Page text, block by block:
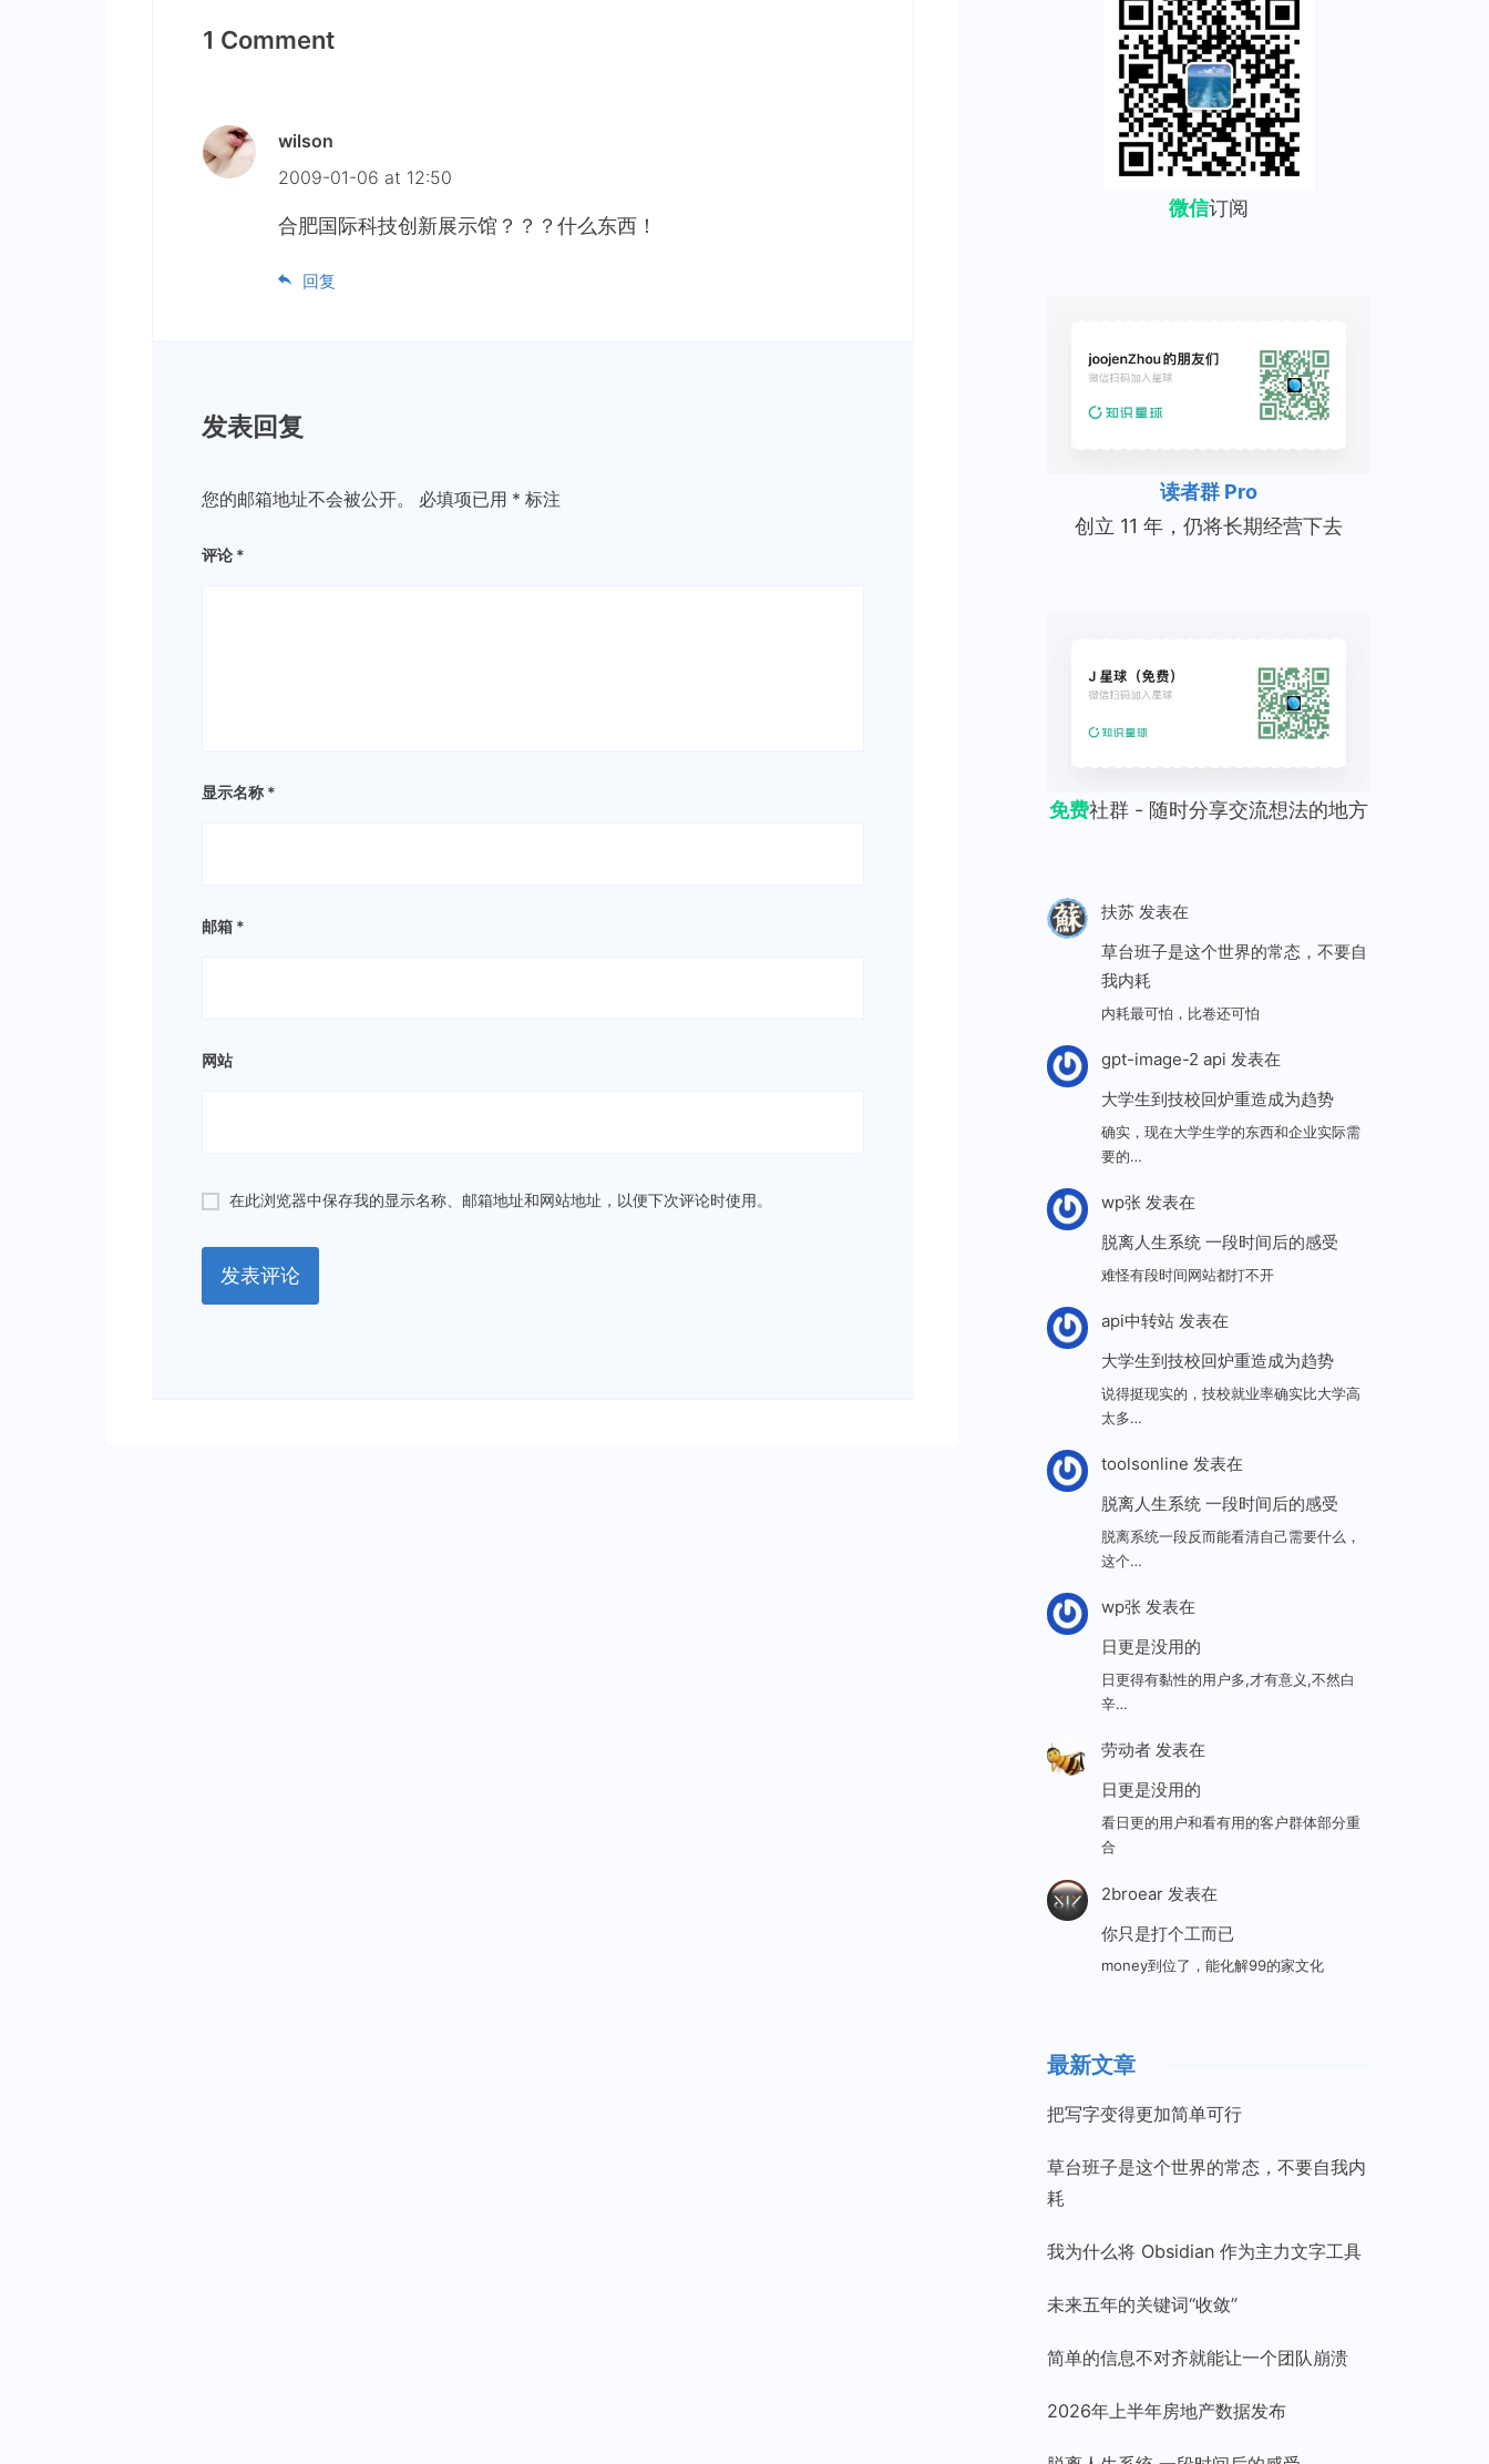
1 Comment
wilson
2009-01-06 at 12:50
合肥国际科技创新展示馆？？？什么东西！
回复
发表回复
您的邮箱地址不会被公开。 必填项已用 * 标注
评论 *
显示名称 *
邮箱 *
网站
在此浏览器中保存我的显示名称、邮箱地址和网站地址，以便下次评论时使用。
微信订阅
读者群 Pro
创立 11 年，仍将长期经营下去
免费社群 - 随时分享交流想法的地方
扶苏发表在
草台班子是这个世界的常态，不要自
我内耗
内耗最可怕，比卷还可怕
gpt-image-2 api 发表在
大学生到技校回炉重造成为趋势
确实，现在大学生学的东西和企业实际需
要的…
wp张发表在
脱离人生系统 一段时间后的感受
难怪有段时间网站都打不开
api中转站发表在
大学生到技校回炉重造成为趋势
说得挺现实的，技校就业率确实比大学高
太多…
toolsonline 发表在
脱离人生系统 一段时间后的感受
脱离系统一段反而能看清自己需要什么，
这个…
wp张发表在
日更是没用的
日更得有黏性的用户多,才有意义,不然白
辛…
劳动者发表在
日更是没用的
看日更的用户和看有用的客户群体部分重
合
2broear发表在
你只是打个工而已
money到位了，能化解99的家文化
最新文章
把写字变得更加简单可行
草台班子是这个世界的常态，不要自我内
耗
我为什么将 Obsidian 作为主力文字工具
未来五年的关键词“收敛”
简单的信息不对齐就能让一个团队崩溃
2026年上半年房地产数据发布